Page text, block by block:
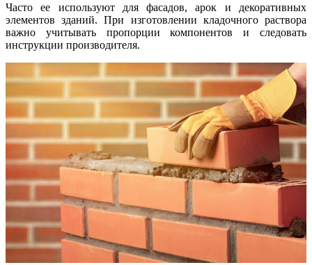
Часто ее используют для фасадов, арок и декоративных
элементов зданий. При изготовлении кладочного раствора
важно учитывать пропорции компонентов и следовать
инструкции производителя.